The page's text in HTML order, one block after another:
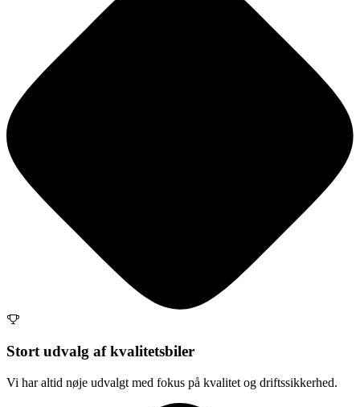
Stort udvalg af kvalitetsbiler
Vi har altid nøje udvalgt med fokus på kvalitet og driftssikkerhed.